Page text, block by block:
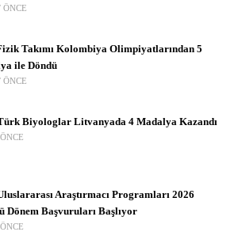
6 SAAT ÖNCE
Takımı Kolombiya Olimpiyatlarından 5
ile Döndü
7 SAAT ÖNCE
Biyologlar Litvanyada 4 Madalya Kazandı
1 GÜN ÖNCE
Araştırmacı Programları 2026
Dönem Başvuruları Başlıyor
1 GÜN ÖNCE